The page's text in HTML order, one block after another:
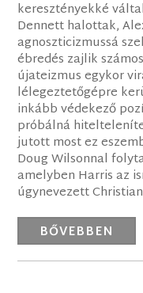
keresztényekké
Dennett halottak,
agnoszticizmussá
ébredés zajlik
újateizmus egykor
lélegeztetőgépre
inkább védekező
próbálná
jutott most ez
Doug Wilsonnal
amelyben Harris az
úgynevezett
BŐVEBBEN